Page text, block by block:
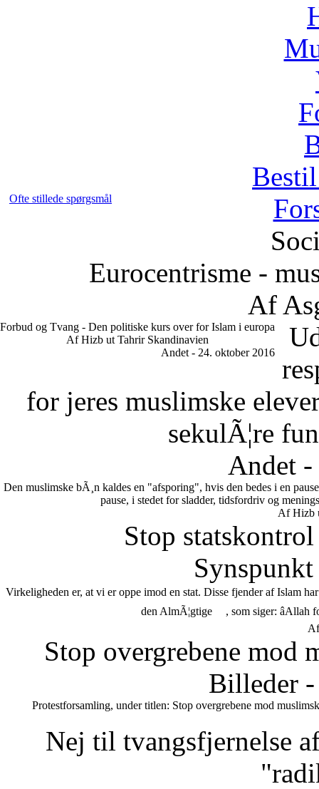
Ofte stillede spørgsmål
Eurocentrisme -
Af
Forbud og Tvang - Den politiske kurs over for Islam i europa
Af Hizb ut Tahrir Skandinavien
Andet - 24. oktober 2016
for jeres muslimske
sekulÃ¦re
Andet
Den muslimske bÃ¸n kaldes en "afsporing", hvis den bedes i en
pause, i stedet for sladder, tidsfordriv og
Af Hizb
Stop
Virkeligheden er, at vi er oppe imod en stat. Disse fjender af Islam
den AlmÃ¦gtige
, som siger:
Stop overgrebene mod
Billeder -
Protestforsamling, under titlen: Stop overgrebene mod
Nej til tvangsfjernelse